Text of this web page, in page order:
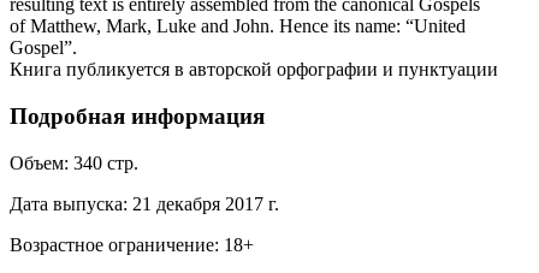
resulting text is entirely assembled from the canonical Gospels
of Matthew, Mark, Luke and John. Hence its name: “United
Gospel”.
Книга публикуется в авторской орфографии и пунктуации
Подробная информация
Объем: 340 стр.
Дата выпуска: 21 декабря 2017 г.
Возрастное ограничение: 18+